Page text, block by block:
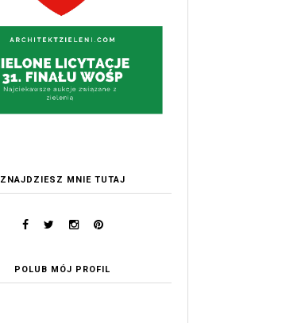
ZNAJDZIESZ MNIE TUTAJ
POLUB MÓJ PROFIL